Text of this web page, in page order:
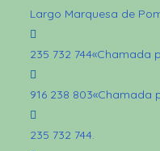
Largo Marquesa de
235 732 744«Chamada
916 238 803«Chamada
235 732 744.